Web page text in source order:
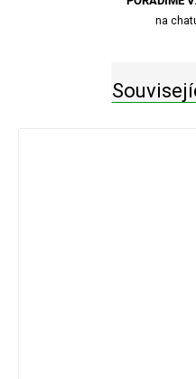
na